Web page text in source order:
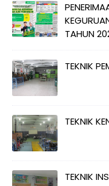
TAHUN
TEKNIK
TEKNIK
TEKNIK